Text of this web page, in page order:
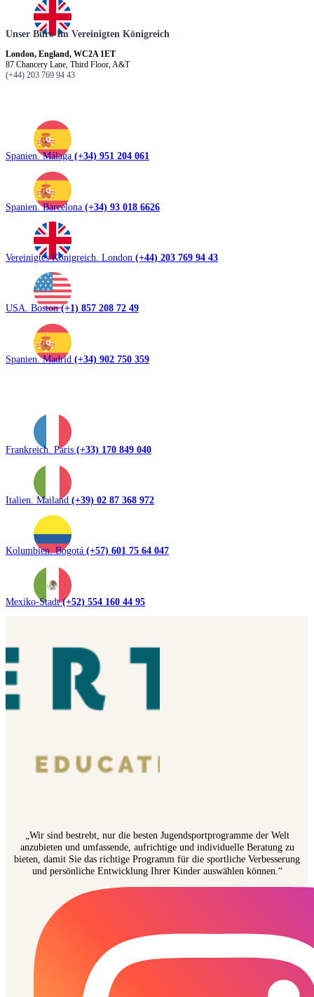
Unser Büro Im Vereinigten Königreich
London, England, WC2A 1ET
87 Chancery Lane, Third Floor, A&T
(+44) 203 769 94 43
Spanien. Málaga (+34) 951 204 061
Spanien. Barcelona (+34) 93 018 6626
Vereinigtes Königreich. London (+44) 203 769 94 43
USA. Boston(+1) 857 208 72 49
Spanien. Madrid (+34) 902 750 359
Frankreich. Paris (+33) 170 849 040
Italien. Mailand (+39) 02 87 368 972
Kolumbien. Bogotá (+57) 601 75 64 047
Mexiko-Stadt(+52) 554 160 44 95
„Wir sind bestrebt, nur die besten Jugendsportprogramme der Welt
anzubieten und umfassende, aufrichtige und individuelle Beratung zu
bieten, damit Sie das richtige Programm für die sportliche Verbesserung
und persönliche Entwicklung Ihrer Kinder auswählen können.“